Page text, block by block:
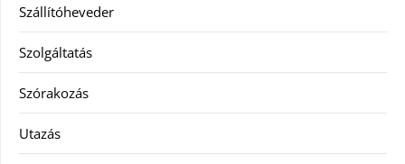
Szállítóheveder
Szolgáltatás
Szórakozás
Utazás